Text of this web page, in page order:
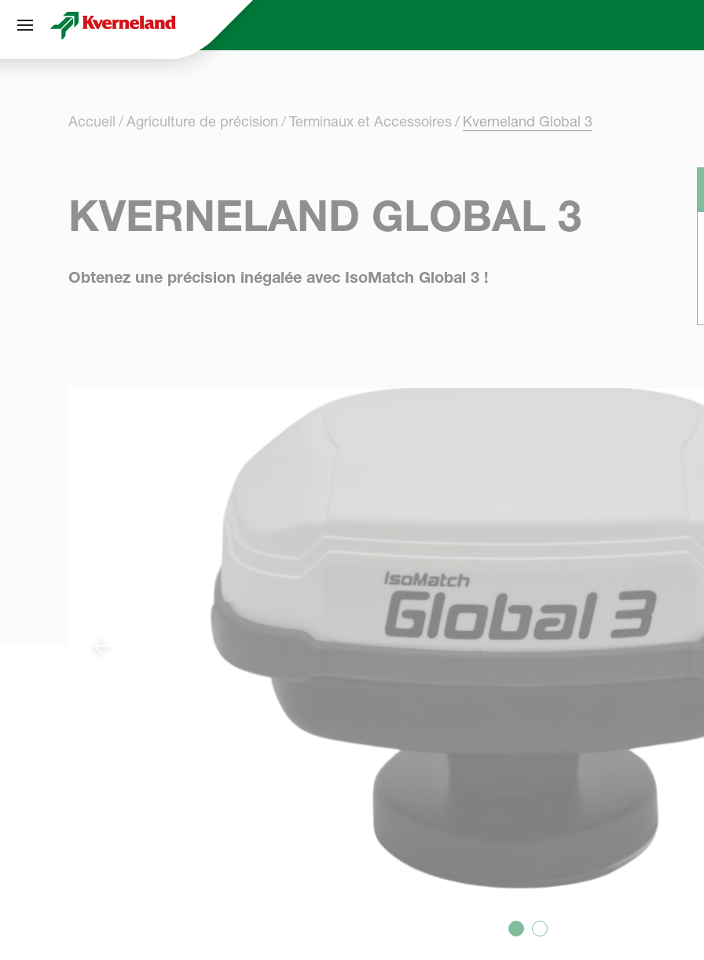
Accueil Agriculture de précision Terminaux et Accessoires Kverneland Global 3
KVERNELAND GLOBAL 3
Obtenez une précision inégalée avec IsoMatch Global 3 !
Panneau de gestion des cookies